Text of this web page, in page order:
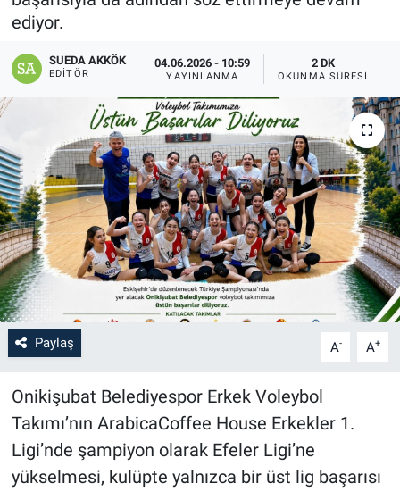
ediyor.
SUEDA AKKÖK
EDITÖR
04.06.2026 - 10:59
YAYINLANMA
2 DK
OKUNMA SÜRESI
Paylaş A- A+
Onikişubat Belediyespor Erkek Voleybol
Takımı’nın ArabicaCoffee House Erkekler 1.
Ligi’nde şampiyon olarak Efeler Ligi’ne
yükselmesi, kulüpte yalnızca bir üst lig başarısı
SAĞLIK
YAŞAM
EĞİTİM
ASAYİŞ
MAGAZİN
KÜLTÜR-SANAT